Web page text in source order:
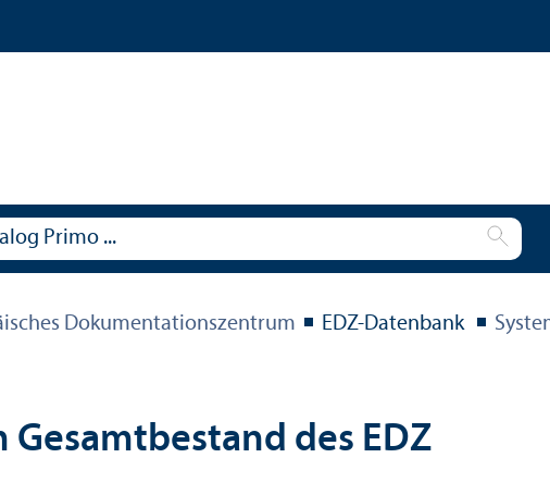
Dokumentations­zentrum EDZ-Datenbank
des EDZ